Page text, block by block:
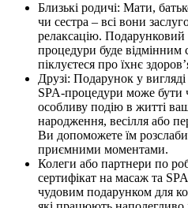
Близькі родичі: Мати,
чи сестра – всі вони
релаксацію. Подарунковий
процедури буде відмінним
піклуєтеся про їхнє
Друзі: Подарунок у
SPA-процедури може бути
особливу подію в житті
народження, весілля або
Ви допоможете їм
приємними моментами.
Колеги або партнери по
сертифікат на масаж та
чудовим подарунком для